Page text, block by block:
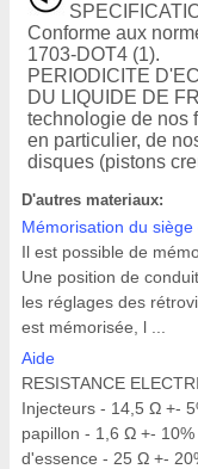
Conforme aux
1703-DOT4 (1).
PERIODICITE
DU LIQUIDE DE
technologie de nos
en particulier, de
disques (pistons
D'autres materiaux:
Mémorisation du
Il est possible de
Une position de
les réglages des
est mémorisée, l ...
Aide
RESISTANCE
Injecteurs - 14,5 Ω +-
papillon - 1,6 Ω +-
d'essence - 25 Ω +-